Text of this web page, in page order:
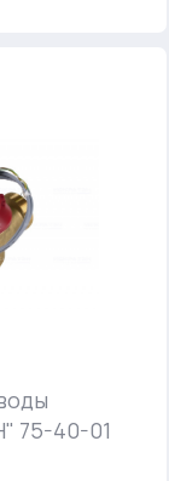
75-40-01